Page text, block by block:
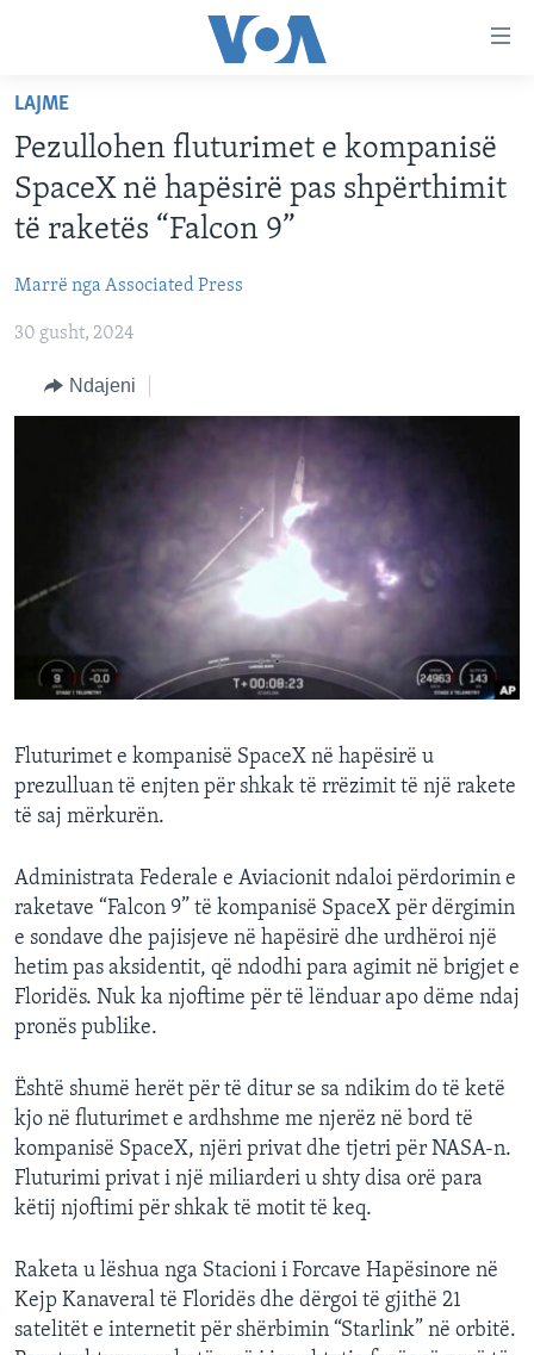
faqen
kryesore
Kalo
tek
faqja
Kalo
tek
FAQJA KRYESORE
AMERIKA
EVROPA
BOTA
MJEDISI
DITARI
DITARI
Learning English
FOLLOW US
LAJME
Pezullohen fluturimet e kompanisë
SpaceX në hapësirë pas shpërthimit
të raketës “Falcon 9”
Marrë nga Associated Press
30 gusht, 2024
Ndajeni
Fluturimet e kompanisë SpaceX në hapësirë u
prezulluan të enjten për shkak të rrëzimit të një rakete
të saj mërkurën.
Administrata Federale e Aviacionit ndaloi përdorimin e
raketave “Falcon 9” të kompanisë SpaceX për dërgimin
e sondave dhe pajisjeve në hapësirë dhe urdhëroi një
hetim pas aksidentit, që ndodhi para agimit në brigjet e
Floridës. Nuk ka njoftime për të lënduar apo dëme ndaj
pronës publike.
Është shumë herët për të ditur se sa ndikim do të ketë
kjo në fluturimet e ardhshme me njerëz në bord të
kompanisë SpaceX, njëri privat dhe tjetri për NASA-n.
Fluturimi privat i një miliarderi u shty disa orë para
këtij njoftimi për shkak të motit të keq.
Raketa u lëshua nga Stacioni i Forcave Hapësinore në
Kejp Kanaveral të Floridës dhe dërgoi të gjithë 21
satelitët e internetit për shërbimin “Starlink” në orbitë.